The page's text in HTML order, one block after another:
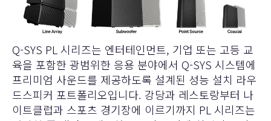
Q-SYS PL 시리즈는 엔터테인먼트, 기업 또는 고등 교
육을 포함한 광범위한 응용 분야에서 Q-SYS 시스템에
프리미엄 사운드를 제공하도록 설계된 성능 설치 라우
드스피커 포트폴리오입니다. 강당과 레스토랑부터 나
이트클럽과 스포츠 경기장에 이르기까지 PL 시리즈는